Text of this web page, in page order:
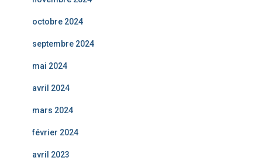
octobre 2024
septembre 2024
mai 2024
avril 2024
mars 2024
février 2024
avril 2023